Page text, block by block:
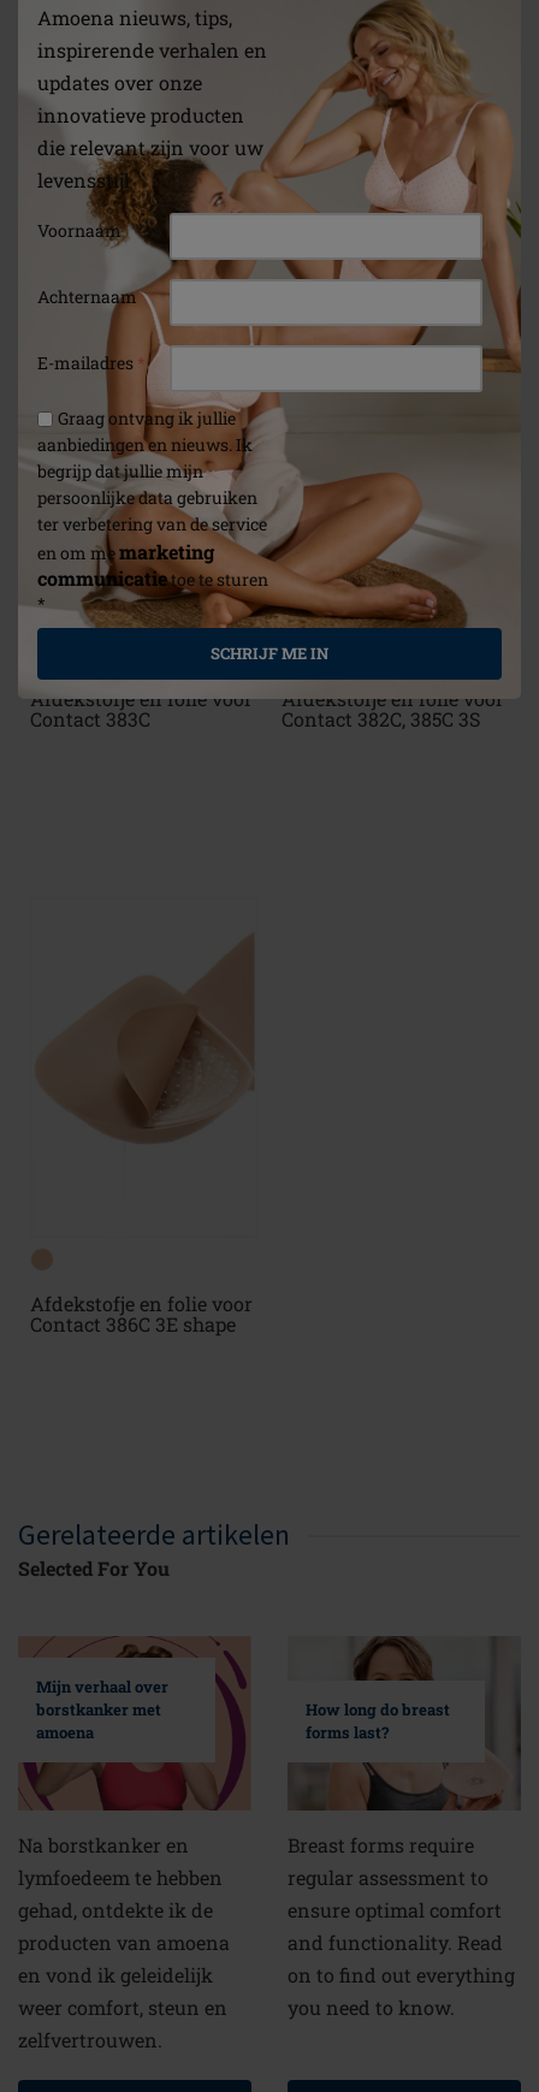
Amoena nieuws, tips,
inspirerende verhalen en
updates over onze
innovatieve producten
die relevant zijn voor uw
levensstijl
Voornaam
Achternaam
E-mailadres *
Graag ontvang ik jullie
aanbiedingen en nieuws. Ik
begrijp dat jullie mijn
persoonlijke data gebruiken
ter verbetering van de service
en om memarketing
communicatietoe te sturen
*
SCHRIJF ME IN
Soft Cleanser
(26)
Afdekstofje en folie voor
Contact 380, 381 2S
(1)
Afdekstofje en folie voor
Contact 383C
Afdekstofje en folie voor
Contact 382C, 385C 3S
Afdekstofje en folie voor
Contact 386C 3E shape
Gerelateerde artikelen
Selected For You
Mijn verhaal over
borstkanker met
amoena
Na borstkanker en
lymfoedeem te hebben
gehad, ontdekte ik de
producten van amoena
en vond ik geleidelijk
weer comfort, steun en
zelfvertrouwen.
How long do breast
forms last?
Breast forms require
regular assessment to
ensure optimal comfort
and functionality. Read
on to find out everything
you need to know.